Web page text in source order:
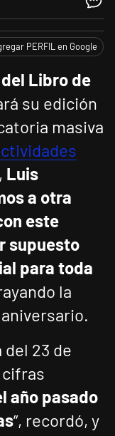
PERFIL en Google
Libro de
su edición
masiva
Luis
a otra
este
supuesto
para toda
la
23 de
cifras
año pasado
”, recordó, y